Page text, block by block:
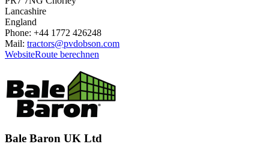
Lancashire
England
Phone: +44 1772 426248
Mail: tractors@pvdobson.com
WebsiteRoute berechnen
Bale Baron UK Ltd